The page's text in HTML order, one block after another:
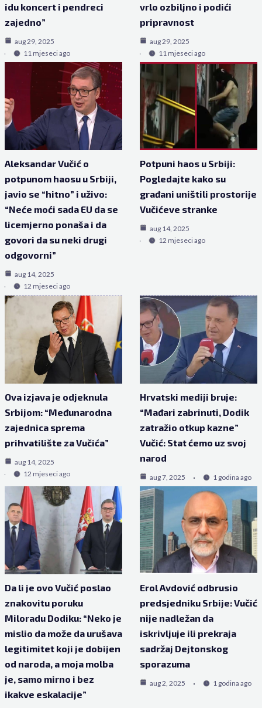
idu koncert i pendreci
zajedno”
aug 29, 2025
11 mjeseci ago
vrlo ozbiljno i podići
pripravnost
aug 29, 2025
11 mjeseci ago
Aleksandar Vučić o
potpunom haosu u Srbiji,
javio se “hitno” i uživo:
“Neće moći sada EU da se
licemjerno ponaša i da
govori da su neki drugi
odgovorni”
aug 14, 2025
12 mjeseci ago
Potpuni haos u Srbiji:
Pogledajte kako su
građani uništili prostorije
Vučićeve stranke
aug 14, 2025
12 mjeseci ago
Ova izjava je odjeknula
Srbijom: “Međunarodna
zajednica sprema
prihvatilište za Vučića”
aug 14, 2025
12 mjeseci ago
Hrvatski mediji bruje:
“Mađari zabrinuti, Dodik
zatražio otkup kazne”
Vučić: Stat ćemo uz svoj
narod
aug 7, 2025 1 godina ago
Da li je ovo Vučić poslao
znakovitu poruku
Miloradu Dodiku: “Neko je
mislio da može da urušava
legitimitet koji je dobijen
od naroda, a moja molba
je, samo mirno i bez
ikakve eskalacije”
Erol Avdović odbrusio
predsjedniku Srbije: Vučić
nije nadležan da
iskrivljuje ili prekraja
sadržaj Dejtonskog
sporazuma
aug 2, 2025 1 godina ago